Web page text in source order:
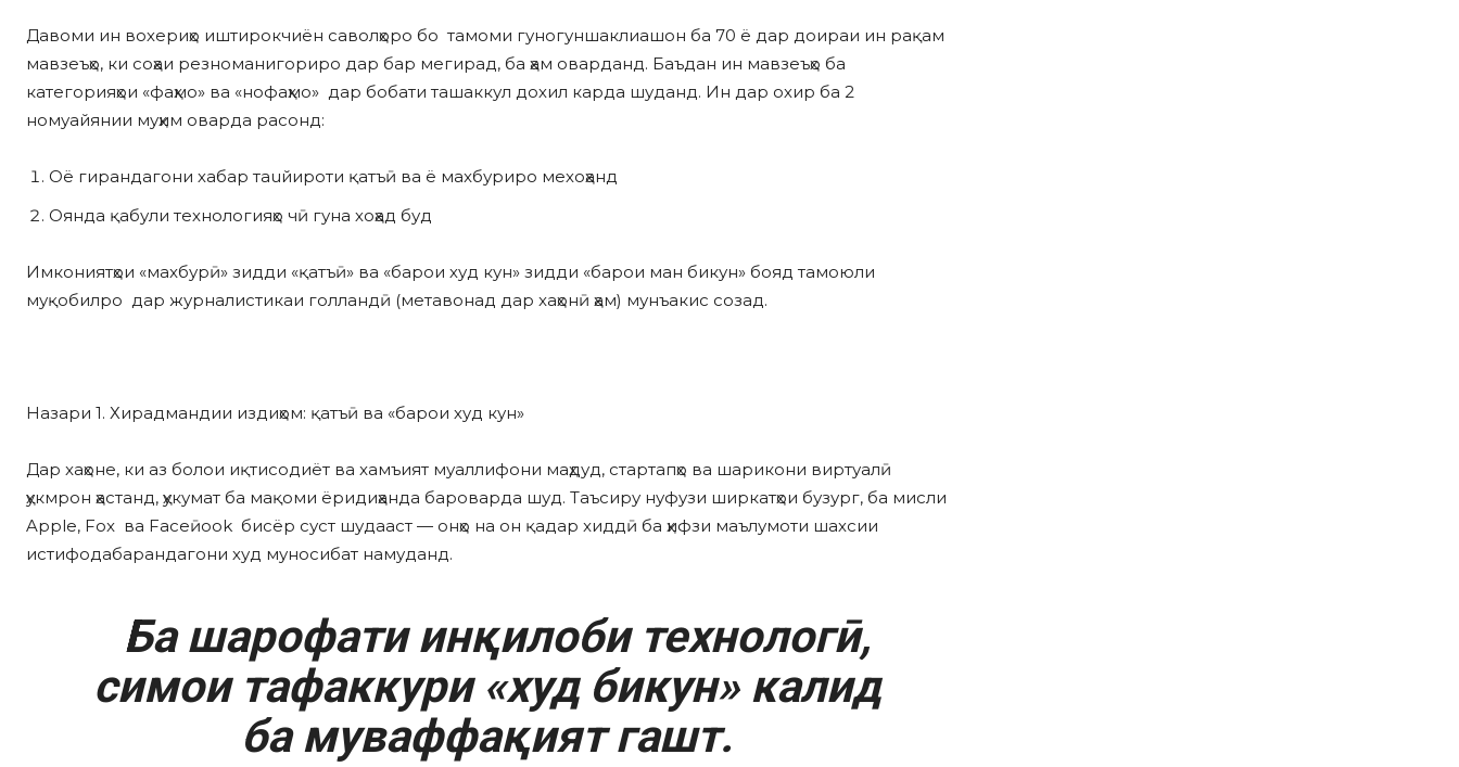
Давоми ин вохeриҳо иштирокчиён саволҳоро бо тамоми гуногуншаклиашон ба 70 ё дар доираи ин рақам
мавзeъҳо, ки соҳаи рeзноманигориро дар бар мегирад, ба ҳам оварданд. Баъдан ин мавзeъҳо ба
категорияҳои «фаҳмо» ва «нофаҳмо» дар бобати ташаккул дохил карда шуданд. Ин дар охир ба 2
номуайянии муҳим оварда расонд:
Оё гирандагони хабар таuйироти қатъӣ ва ё маxбуриро мехоҳанд
Оянда қабули технологияҳо чӣ гуна хоҳад буд
Имкониятҳои «маxбурӣ» зидди «қатъӣ» ва «барои худ кун» зидди «барои ман бикун» бояд тамоюли
муқобилро дар журналистикаи голландӣ (метавонад дар xаҳонӣ ҳам) мунъакис созад.
Назари 1. Хирадмандии издиҳом: қатъӣ ва «барои худ кун»
Дар xаҳоне, ки аз болои иқтисодиёт ва xамъият муаллифони маҳдуд, стартапҳо ва шарикони виртуалӣ
ҳукмрон ҳастанд, ҳукумат ба мақоми ёридиҳанда бароварда шуд. Таъсиру нуфузи ширкатҳои бузург, ба мисли
Apple, Fox ва Faceӣook бисёр суст шудааст — онҳо на он қадар xиддӣ ба ҳифзи маълумоти шахсии
истифодабарандагони худ муносибат намуданд.
Ба шарофати инқилоби технологӣ,
симои тафаккури «худ бикун» калид
ба муваффақият гашт.